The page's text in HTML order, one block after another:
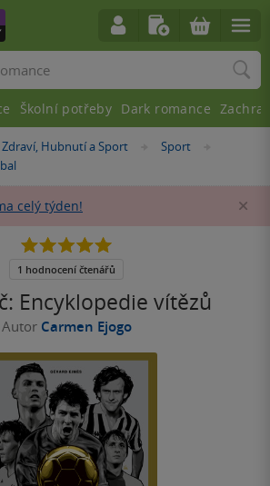
Zdraví, Hubnutí a Sport »
Sport
celý týden!
Encyklopedie vítězů
Autor Carmen Ejogo
5.0
5
1 hodnocení čtenářů
Školní potřeby Dark romance